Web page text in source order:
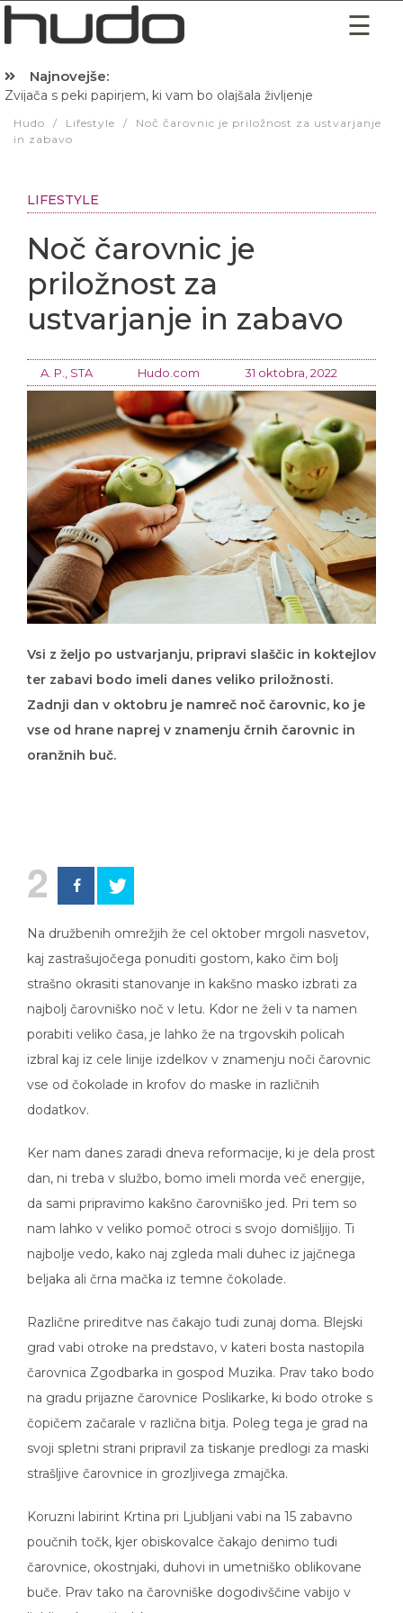
Najnovejše:
Zvijača s peki papirjem, ki vam bo olajšala življenje
Hudo / Lifestyle /
Noč čarovnic je priložnost za ustvarjanje
in zabavo
LIFESTYLE
Noč čarovnic je
priložnost za
ustvarjanje in zabavo
A. P., STA Hudo.com 31 oktobra, 2022
Vsi z željo po ustvarjanju, pripravi slaščic in koktejlov
ter zabavi bodo imeli danes veliko priložnosti.
Zadnji dan v oktobru je namreč noč čarovnic, ko je
vse od hrane naprej v znamenju črnih čarovnic in
oranžnih buč.
2
Na družbenih omrežjih že cel oktober mrgoli nasvetov,
kaj zastrašujočega ponuditi gostom, kako čim bolj
strašno okrasiti stanovanje in kakšno masko izbrati za
najbolj čarovniško noč v letu. Kdor ne želi v ta namen
porabiti veliko časa, je lahko že na trgovskih policah
izbral kaj iz cele linije izdelkov v znamenju noči čarovnic
vse od čokolade in krofov do maske in različnih
dodatkov.
Ker nam danes zaradi dneva reformacije, ki je dela prost
dan, ni treba v službo, bomo imeli morda več energije,
da sami pripravimo kakšno čarovniško jed. Pri tem so
nam lahko v veliko pomoč otroci s svojo domišljijo. Ti
najbolje vedo, kako naj zgleda mali duhec iz jajčnega
beljaka ali črna mačka iz temne čokolade.
Različne prireditve nas čakajo tudi zunaj doma. Blejski
grad vabi otroke na predstavo, v kateri bosta nastopila
čarovnica Zgodbarka in gospod Muzika. Prav tako bodo
na gradu prijazne čarovnice Poslikarke, ki bodo otroke s
čopičem začarale v različna bitja. Poleg tega je grad na
svoji spletni strani pripravil za tiskanje predlogi za maski
strašljive čarovnice in grozljivega zmajčka.
Koruzni labirint Krtina pri Ljubljani vabi na 15 zabavno
poučnih točk, kjer obiskovalce čakajo denimo tudi
čarovnice, okostnjaki, duhovi in umetniško oblikovane
buče. Prav tako na čarovniške dogodivščine vabijo v